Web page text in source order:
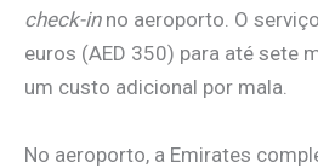
check-inno aeroporto. O
euros (AED 350) para até sete
um custo adicional por mala.
No aeroporto, a Emirates